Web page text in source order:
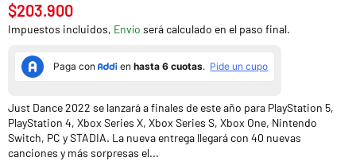
Precio
habitual
$203.900
Impuestos incluidos, Envío será calculado en el paso final.
Just Dance 2022 se lanzará a finales de este año para PlayStation 5,
PlayStation 4, Xbox Series X, Xbox Series S, Xbox One, Nintendo
Switch, PC y STADIA. La nueva entrega llegará con 40 nuevas
canciones y más sorpresas el...